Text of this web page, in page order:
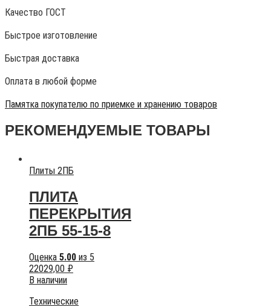
Качество ГОСТ
Быстрое изготовление
Быстрая доставка
Оплата в любой форме
Памятка покупателю по приемке и хранению товаров
РЕКОМЕНДУЕМЫЕ ТОВАРЫ
Плиты 2ПБ
ПЛИТА
ПЕРЕКРЫТИЯ
2ПБ 55-15-8
Оценка 5.00 из 5
22029,00 ₽
В наличии
Технические